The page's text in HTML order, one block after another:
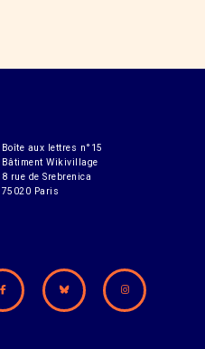
Boîte aux lettres n°15
Bâtiment Wikivillage
8 rue de Srebrenica
75020 Paris